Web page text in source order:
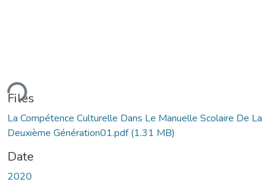
Files
La Compétence Culturelle Dans Le Manuelle Scolaire De La
Deuxième Génération01.pdf(1.31 MB)
Date
2020